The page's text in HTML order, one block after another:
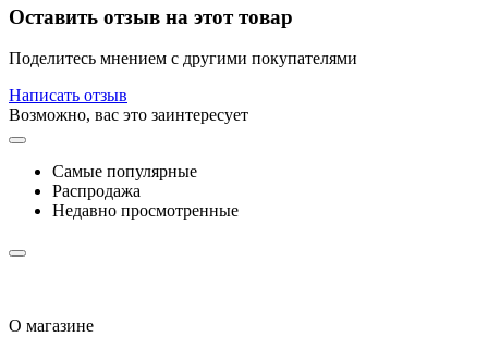
Оставить отзыв на этот товар
Поделитесь мнением с другими покупателями
Написать отзыв
Возможно, вас это заинтересует
Самые популярные
Распродажа
Недавно просмотренные
О магазине